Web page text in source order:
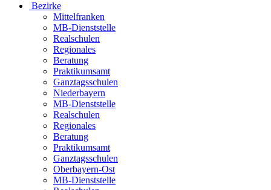
Bezirke
Mittelfranken
MB-Dienststelle
Realschulen
Regionales
Beratung
Praktikumsamt
Ganztagsschulen
Niederbayern
MB-Dienststelle
Realschulen
Regionales
Beratung
Praktikumsamt
Ganztagsschulen
Oberbayern-Ost
MB-Dienststelle